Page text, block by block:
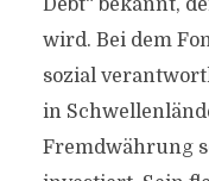
Debt“ bekannt,
wird. Bei dem
sozial
in
Fremdwährung